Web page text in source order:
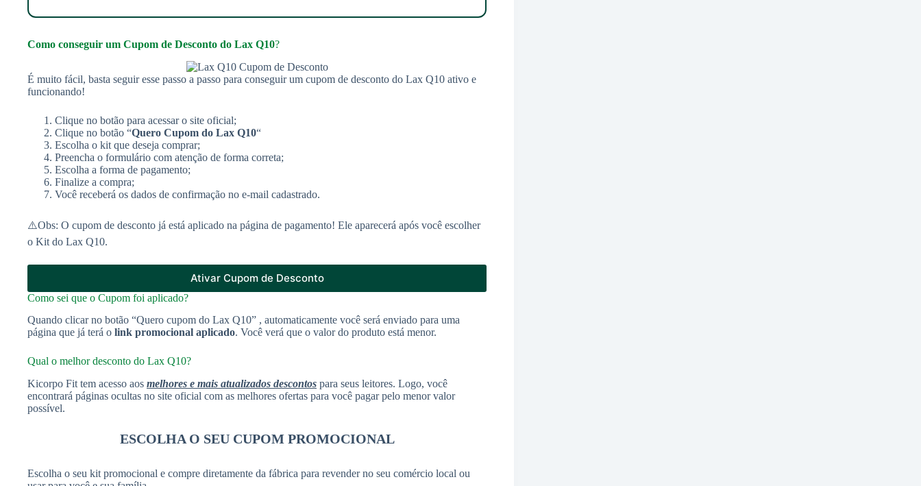
Como conseguir um Cupom de Desconto do Lax Q10?
É muito fácil, basta seguir esse passo a passo para conseguir um cupom de desconto do Lax Q10 ativo e
funcionando!
Clique no botão para acessar o site oficial;
Clique no botão “Quero Cupom do Lax Q10“
Escolha o kit que deseja comprar;
Preencha o formulário com atenção de forma correta;
Escolha a forma de pagamento;
Finalize a compra;
Você receberá os dados de confirmação no e-mail cadastrado.
⚠️Obs: O cupom de desconto já está aplicado na página de pagamento! Ele aparecerá após você escolher
o Kit do Lax Q10.
Ativar Cupom de Desconto
Como sei que o Cupom foi aplicado?
Quando clicar no botão “Quero cupom do Lax Q10” , automaticamente você será enviado para uma
página que já terá o link promocional aplicado. Você verá que o valor do produto está menor.
Qual o melhor desconto do Lax Q10?
Kicorpo Fit tem acesso aos melhores e mais atualizados descontos para seus leitores. Logo, você
encontrará páginas ocultas no site oficial com as melhores ofertas para você pagar pelo menor valor
possível.
ESCOLHA O SEU CUPOM PROMOCIONAL
Escolha o seu kit promocional e compre diretamente da fábrica para revender no seu comércio local ou